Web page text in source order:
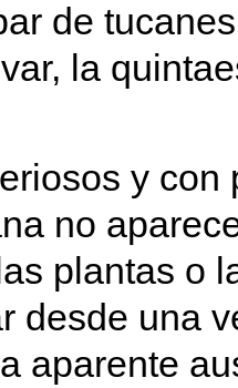
de
la
y
no
plantas o
desde una
aparente